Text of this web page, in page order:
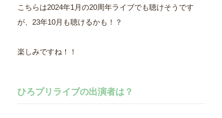
こちらは2024年1月の20周年ライブでも聴けそうです
が、23年10月も聴けるかも！？
楽しみですね！！
ひろプリライブの出演者は？